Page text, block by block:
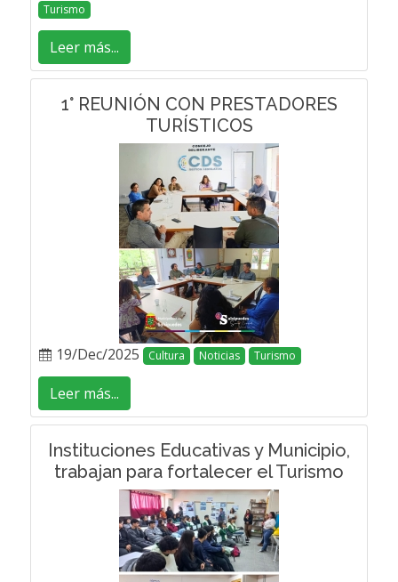
Turismo
Leer más...
1° REUNIÓN CON PRESTADORES
TURÍSTICOS
19/Dec/2025 Cultura Noticias Turismo
Leer más...
Instituciones Educativas y Municipio,
trabajan para fortalecer el Turismo